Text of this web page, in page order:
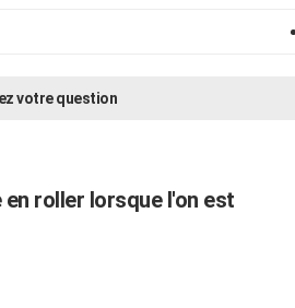
votre question
roller lorsque l'on est